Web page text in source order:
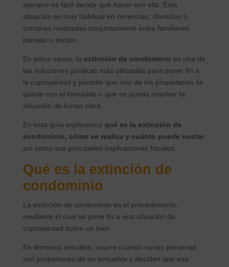
siempre es fácil decidir qué hacer con ella. Esta
situación es muy habitual en herencias, divorcios o
compras realizadas conjuntamente entre familiares,
parejas o socios.
En estos casos, la extinción de condominio es una de
las soluciones jurídicas más utilizadas para poner fin a
la copropiedad y permitir que uno de los propietarios se
quede con el inmueble o que se pueda resolver la
situación de forma clara.
En esta guía explicamos qué es la extinción de
condominio, cómo se realiza y cuánto puede costar,
así como sus principales implicaciones fiscales.
Qué es la extinción de
condominio
La extinción de condominio es el procedimiento
mediante el cual se pone fin a una situación de
copropiedad sobre un bien.
En términos sencillos, ocurre cuando varias personas
son propietarias de un inmueble y deciden que esa